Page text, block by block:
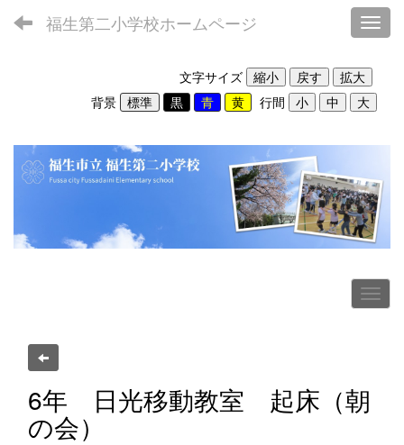
福生第二小学校ホームページ
文字サイズ
背景
行間
6年 日光移動教室 起床（朝
の会）